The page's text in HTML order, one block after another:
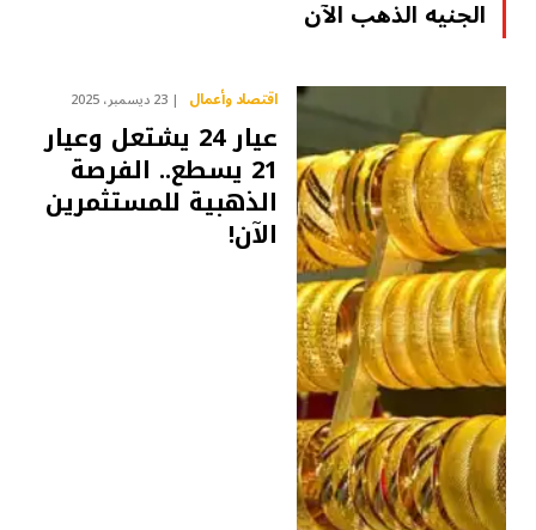
الجنيه الذهب الآن
اقتصاد وأعمال 23 ديسمبر، 2025
عيار 24 يشتعل وعيار
21 يسطع.. الفرصة
الذهبية للمستثمرين
الآن!